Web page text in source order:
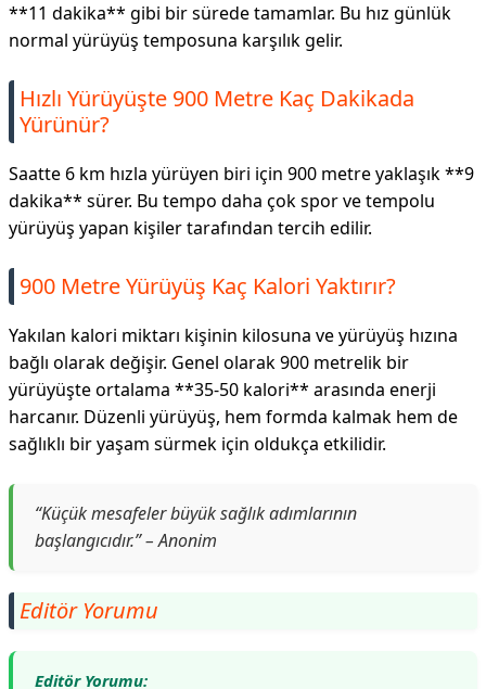
**11 dakika** gibi bir sürede tamamlar. Bu hız günlük
normal yürüyüş temposuna karşılık gelir.
Hızlı Yürüyüşte 900 Metre Kaç Dakikada
Yürünür?
Saatte 6 km hızla yürüyen biri için 900 metre yaklaşık **9
dakika** sürer. Bu tempo daha çok spor ve tempolu
yürüyüş yapan kişiler tarafından tercih edilir.
900 Metre Yürüyüş Kaç Kalori Yaktırır?
Yakılan kalori miktarı kişinin kilosuna ve yürüyüş hızına
bağlı olarak değişir. Genel olarak 900 metrelik bir
yürüyüşte ortalama **35-50 kalori** arasında enerji
harcanır. Düzenli yürüyüş, hem formda kalmak hem de
sağlıklı bir yaşam sürmek için oldukça etkilidir.
“Küçük mesafeler büyük sağlık adımlarının
başlangıcıdır.” – Anonim
Editör Yorumu
Editör Yorumu: